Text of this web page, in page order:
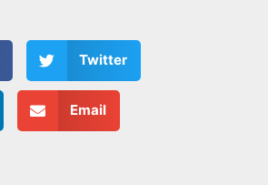
Twitter
Email